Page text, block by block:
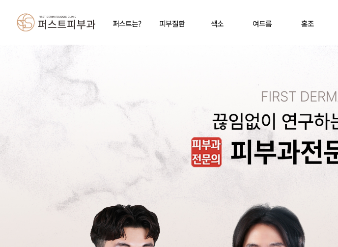
퍼스트는? 피부질환 색소 여드름 홍조